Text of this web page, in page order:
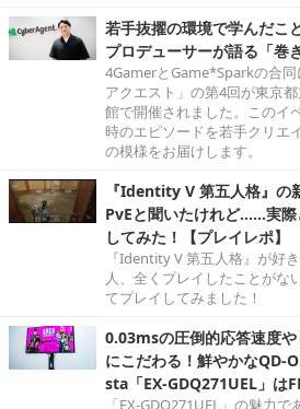
若手抜擢の環境で学んだ
プロデューサーが語る「巻
4GamerとGame*Sparkの合
アクエスト」の第4回が東京
館で開催されました。このイ
時のエピソードを若手クリエ
の模様をお届けします。
『Identity V 第五人格』の
PvEと聞いたけれど……実際
してみた！【プレイレポ】
『Identity V 第五人格』が好
人、全くプレイしたことがな
てプレイしてみました！
0.03msの圧倒的応答速度
にこだわる！鮮やかなQD-
sta「EX-GDQ271UEL」は
「EX-GDQ271UEL」の魅力